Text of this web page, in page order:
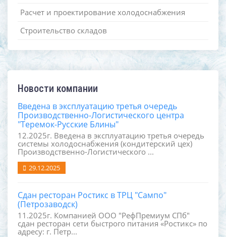
Расчет и проектирование холодоснабжения
Строительство складов
Новости компании
Введена в эксплуатацию третья очередь
Производственно-Логистического центра
"Теремок-Русские Блины"
12.2025г. Введена в эксплуатацию третья очередь
системы холодоснабжения (кондитерский цех)
Производственно-Логистического ...
29.12.2025
Сдан ресторан Ростикс в ТРЦ "Сампо"
(Петрозаводск)
11.2025г. Компанией ООО "РефПремиум СПб"
сдан ресторан сети быстрого питания «Ростикс» по
адресу: г. Петр...